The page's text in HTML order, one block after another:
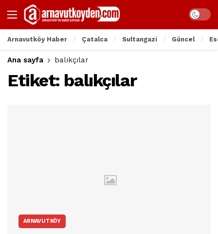
Arnavutköy Haber Çatalca Sultangazi Güncel
Ana sayfa balıkçılar
Etiket: balıkçılar
ARNAVUTKÖY